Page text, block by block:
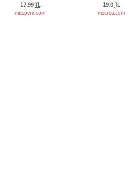
17.99 TL
misspera.com
19.0 TL
mecrea.com